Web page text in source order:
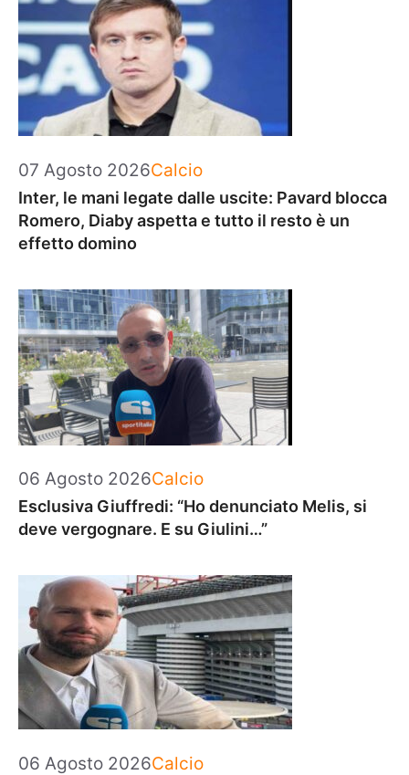
07 Agosto 2026Categorie
Calcio
Inter, le mani legate dalle uscite: Pavard blocca
Romero, Diaby aspetta e tutto il resto è un
effetto domino
06 Agosto 2026Categorie
Calcio
Esclusiva Giuffredi: “Ho denunciato Melis, si
deve vergognare. E su Giulini…”
06 Agosto 2026Categorie
Calcio